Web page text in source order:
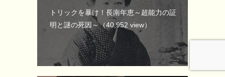
トリックを暴け！長南年恵～超能力の証
明と謎の死因～（40,952 view）